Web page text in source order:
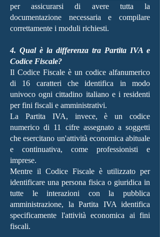
per assicurarsi di avere tutta la
documentazione necessaria e compilare
correttamente i moduli richiesti.
4. Qual è la differenza tra Partita IVA e
Codice Fiscale?
Il Codice Fiscale è un codice alfanumerico
di 16 caratteri che identifica in modo
univoco ogni cittadino italiano e i residenti
per fini fiscali e amministrativi.
La Partita IVA, invece, è un codice
numerico di 11 cifre assegnato a soggetti
che esercitano un'attività economica abituale
e continuativa, come professionisti e
imprese.
Mentre il Codice Fiscale è utilizzato per
identificare una persona fisica o giuridica in
tutte le interazioni con la pubblica
amministrazione, la Partita IVA identifica
specificamente l'attività economica ai fini
fiscali.